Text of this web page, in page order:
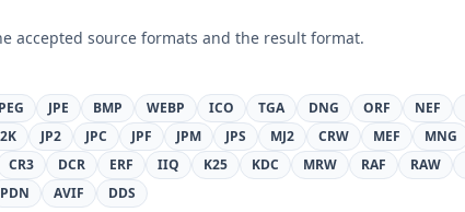
accepted source formats and the result format.
JPE BMP WEBP ICO TGA DNG ORF NEF
JP2 JPC JPF JPM JPS MJ2 CRW MEF MNG
CR3 DCR ERF IIQ K25 KDC MRW RAF RAW
PDN AVIF DDS